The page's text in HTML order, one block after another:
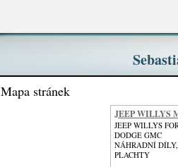
Mapa stránek
JEEP WILLYS
GPW
JEEP WILLYS
DODGE GMC
NÁHRADNÍ
PLACHTY